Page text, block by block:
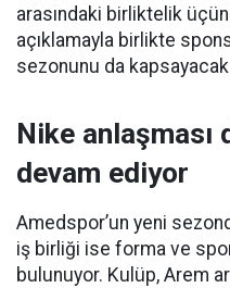
arasındaki birliktelik
açıklamayla birlikte
sezonunu da kapsayacak
Nike anlaşması
devam ediyor
Amedspor’un yeni
iş birliği ise forma ve
bulunuyor. Kulüp, Arem